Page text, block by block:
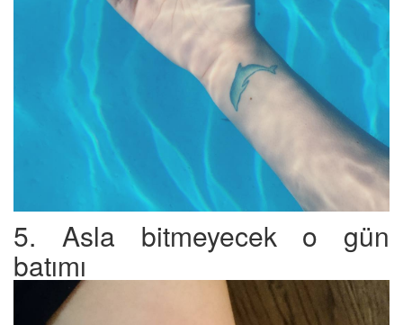
5. Asla bitmeyecek o gün
batımı